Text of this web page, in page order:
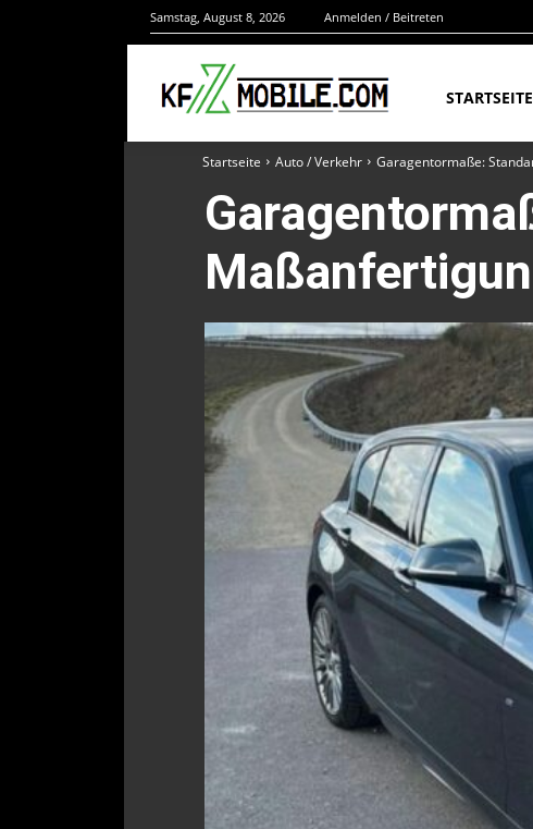
Samstag, August 8, 2026 Anmelden / Beitreten
STARTSEITE
Startseite Auto / Verkehr Garagentormaße: